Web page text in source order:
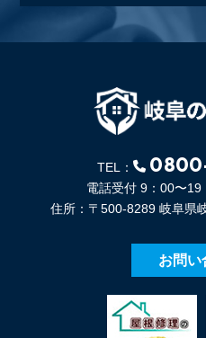
TEL：
電話受付 9：00〜19
住所：〒500-8289 岐阜県
お問い